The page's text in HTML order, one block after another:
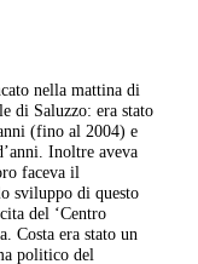
nella mattina di
di Saluzzo: era stato
(fino al 2004) e
Inoltre aveva
faceva il
sviluppo di questo
del ‘Centro
Costa era stato un
politico del